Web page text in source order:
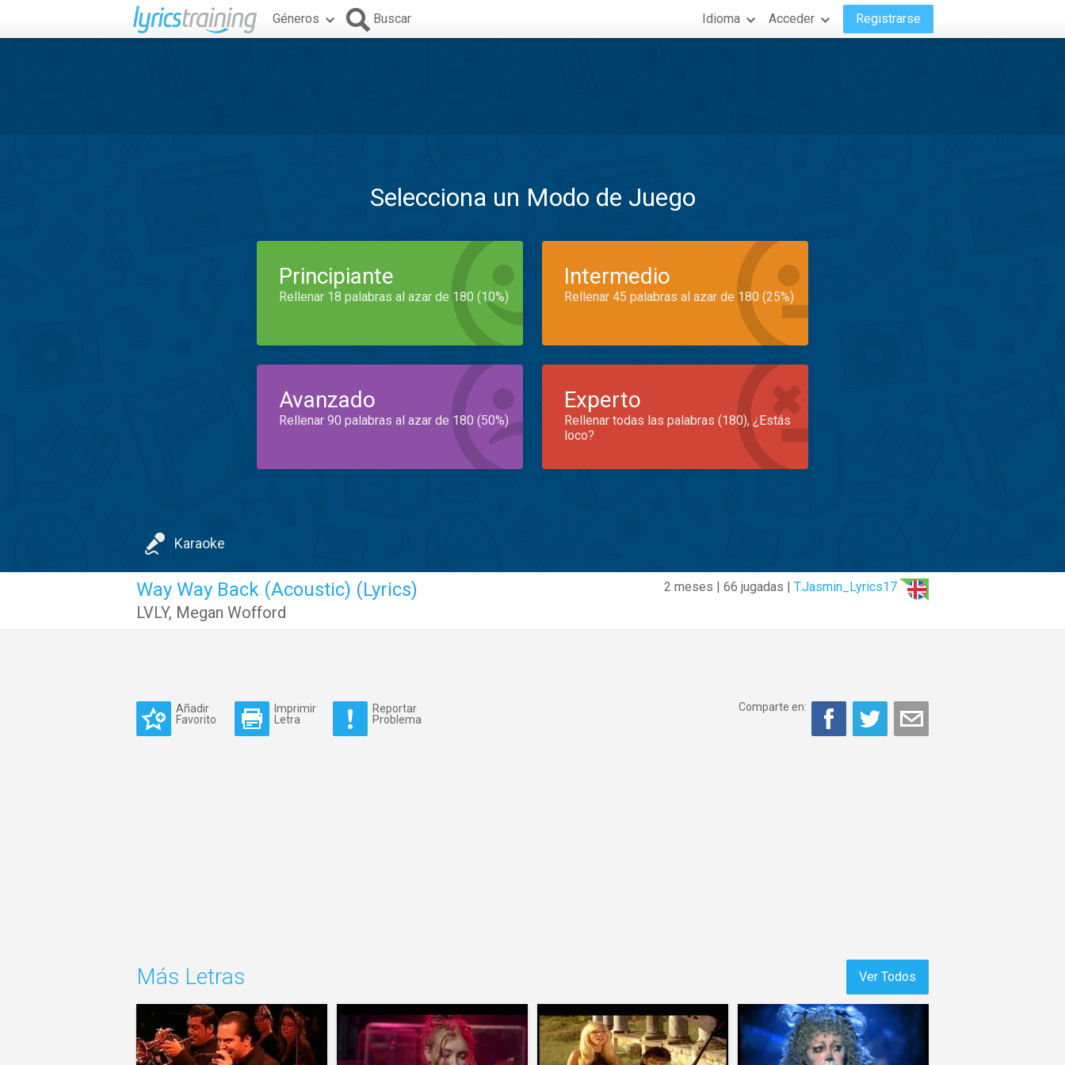
Géneros Buscar Idioma Acceder Registrarse
Selecciona un Modo de Juego
Principiante
Rellenar 18 palabras al azar de 180 (10%)
Intermedio
Rellenar 45 palabras al azar de 180 (25%)
Avanzado
Rellenar 90 palabras al azar de 180 (50%)
Experto
Rellenar todas las palabras (180), ¿Estás
loco?
Karaoke
2 meses | 66 jugadas | T.Jasmin_Lyrics17
Way Way Back (Acoustic) (Lyrics)
LVLY, Megan Wofford
Añadir
Favorito
Imprimir
Letra
Reportar
Problema
Comparte en:
Ver Todos
Más Letras